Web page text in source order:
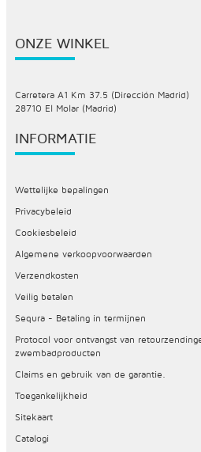
ONZE WINKEL
Carretera A1 Km 37.5 (Dirección Madrid)
28710 El Molar (Madrid)
INFORMATIE
Wettelijke bepalingen
Privacybeleid
Cookiesbeleid
Algemene verkoopvoorwaarden
Verzendkosten
Veilig betalen
Sequra - Betaling in termijnen
Protocol voor ontvangst van
zwembadproducten
Claims en gebruik van de garantie.
Toegankelijkheid
Sitekaart
Catalogi